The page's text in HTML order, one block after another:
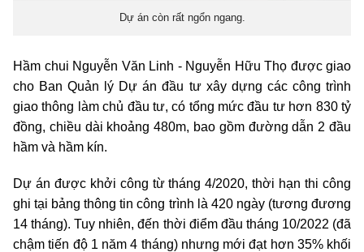
Dự án còn rất ngổn ngang.
Hầm chui Nguyễn Văn Linh - Nguyễn Hữu Thọ được giao
cho Ban Quản lý Dự án đầu tư xây dựng các công trình
giao thông làm chủ đầu tư, có tổng mức đầu tư hơn 830 tỷ
đồng, chiều dài khoảng 480m, bao gồm đường dẫn 2 đầu
hầm và hầm kín.
Dự án được khởi công từ tháng 4/2020, thời hạn thi công
ghi tại bảng thông tin công trình là 420 ngày (tương đương
14 tháng). Tuy nhiên, đến thời điểm đầu tháng 10/2022 (đã
chậm tiến độ 1 năm 4 tháng) nhưng mới đạt hơn 35% khối